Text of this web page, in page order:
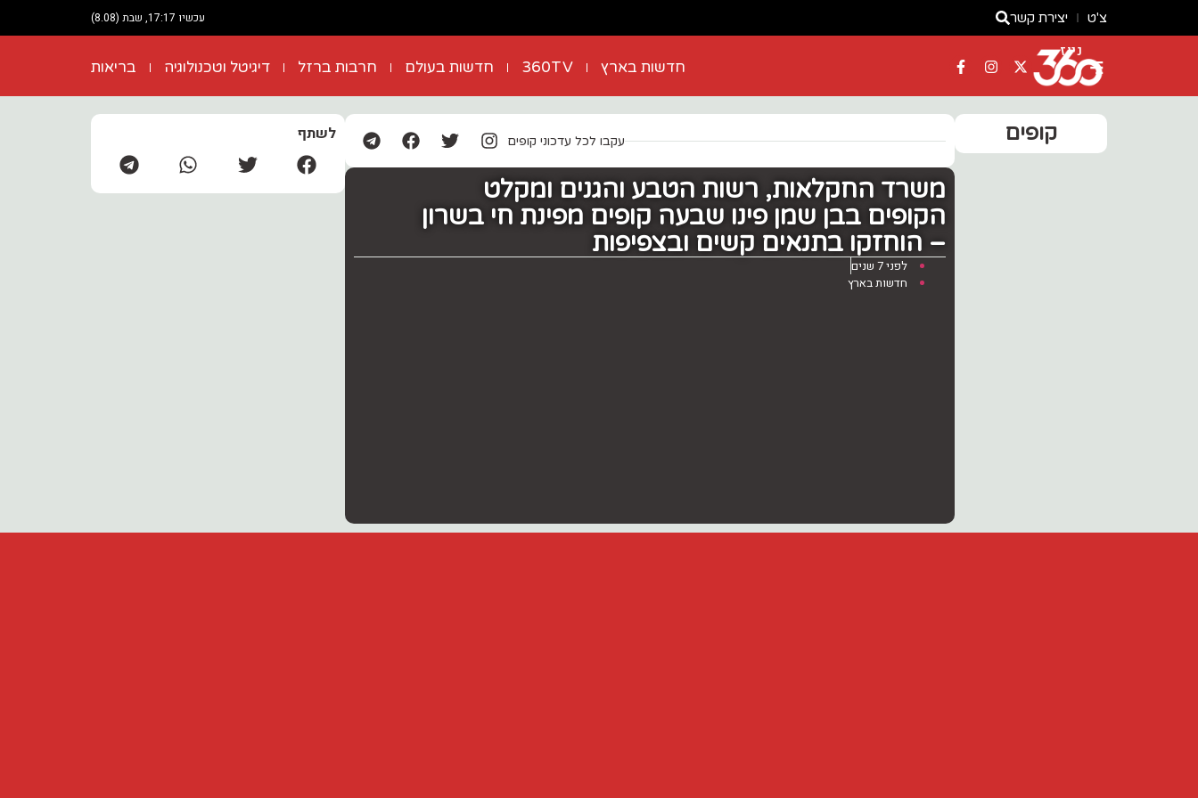
צ'ט יצירת קשר עכשיו 17:17, שבת (8.08)
ניוז
חדשות בארץ 360TV חדשות בעולם חרבות ברזל דיגיטל וטכנולוגיה בריאות
קופים עקבו לכל עדכוני קופים
משרד החקלאות, רשות הטבע והגנים ומקלט
הקופים בבן שמן פינו שבעה קופים מפינת חי בשרון
– הוחזקו בתנאים קשים ובצפיפות
לפני 7 שנים
חדשות בארץ
לשתף